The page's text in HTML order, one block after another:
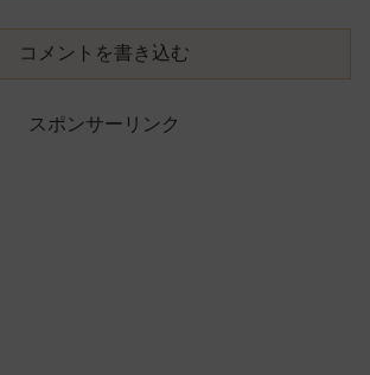
コメントを書き込む
スポンサーリンク